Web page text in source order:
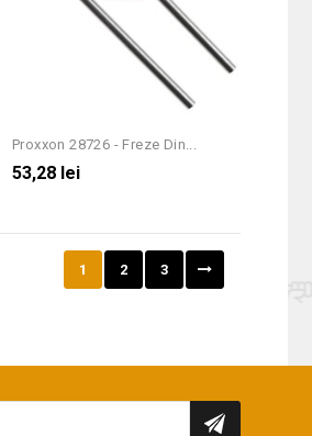
Proxxon 28726 - Freze Din...
53,28 lei
1 2 3